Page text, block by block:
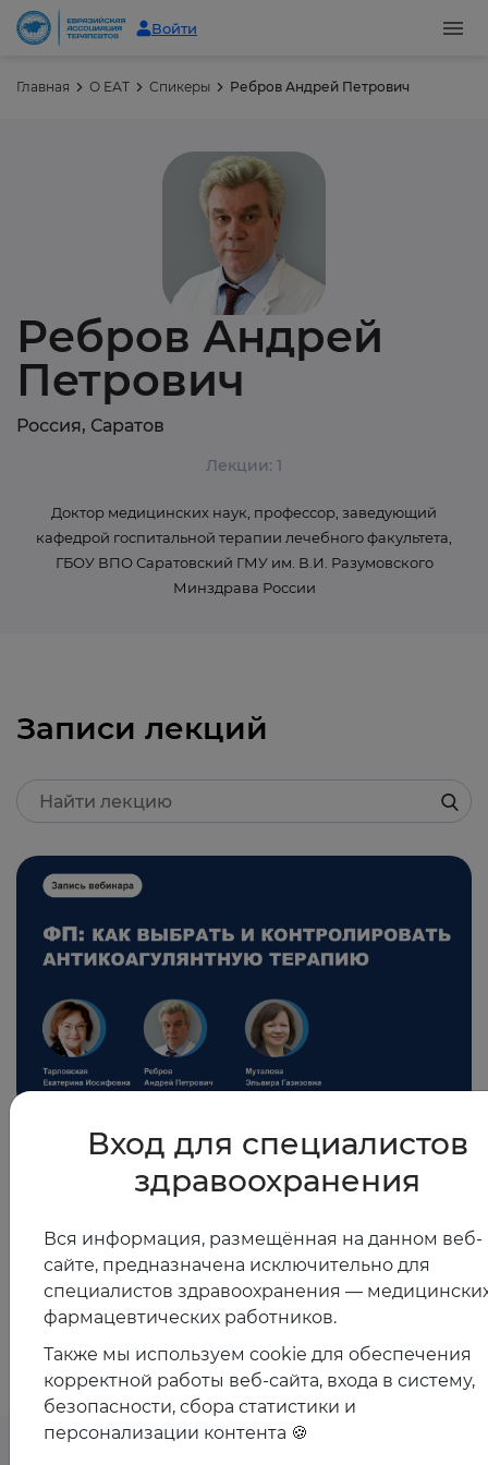
Войти
Главная О ЕАТ Спикеры Ребров Андрей Петрович
Ребров Андрей
Петрович
Россия, Саратов
Лекции: 1
Доктор медицинских наук, профессор, заведующий
кафедрой госпитальной терапии лечебного факультета,
ГБОУ ВПО Саратовский ГМУ им. В.И. Разумовского
Минздрава России
Записи лекций
Фибрилляция предсердий: как выбрать и
контролировать антикоагулянтную терапию в
реальной практике
Показать все
Вход для специалистов
здравоохранения
Вся информация, размещённая на данном веб-
сайте, предназначена исключительно для
специалистов здравоохранения —
фармацевтических работников.
Также мы используем cookie для обеспечения
корректной работы веб-сайта, входа в систему,
безопасности, сбора статистики и
персонализации контента 🍪